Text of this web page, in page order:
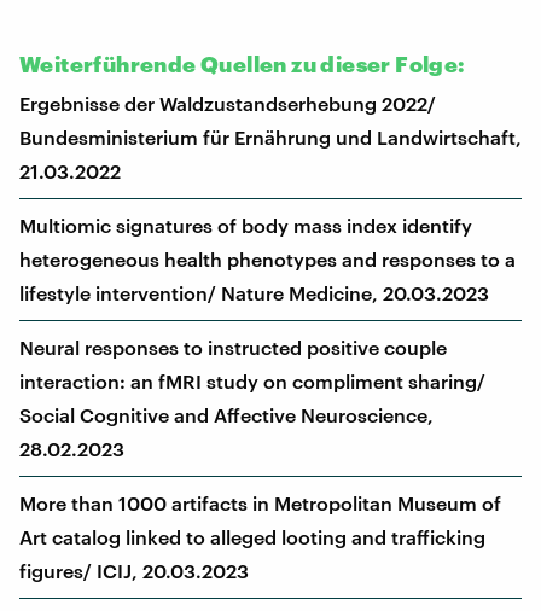
Weiterführende Quellen zu dieser Folge:
Ergebnisse der Waldzustandserhebung 2022/
Bundesministerium für Ernährung und Landwirtschaft,
21.03.2022
Multiomic signatures of body mass index identify
heterogeneous health phenotypes and responses to a
lifestyle intervention/ Nature Medicine, 20.03.2023
Neural responses to instructed positive couple
interaction: an fMRI study on compliment sharing/
Social Cognitive and Affective Neuroscience,
28.02.2023
More than 1000 artifacts in Metropolitan Museum of
Art catalog linked to alleged looting and trafficking
figures/ ICIJ, 20.03.2023